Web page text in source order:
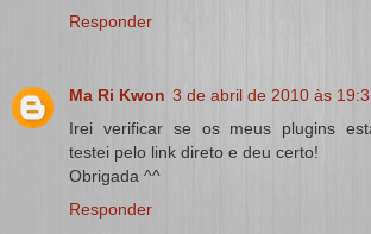
Responder
Ma Ri Kwon 3 de abril de 2010 às
Irei verificar se os meus plugins
testei pelo link direto e deu certo!
Obrigada ^^
Responder